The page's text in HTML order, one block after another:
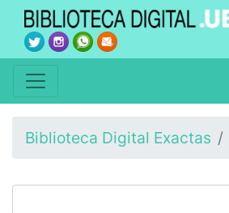
Biblioteca Digital Exactas